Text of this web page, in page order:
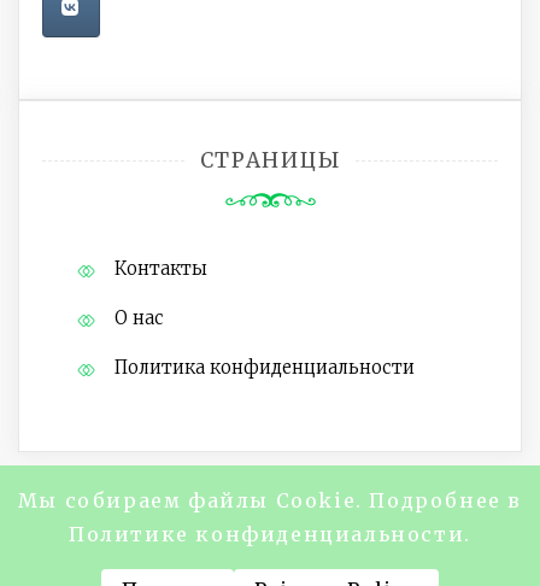
СТРАНИЦЫ
Контакты
О нас
Политика конфиденциальности
Copyright @2024 Журнал "About Life
Magazine" Все права защищены.
Мы собираем файлы Cookie. Подробнее в
Политике конфиденциальности.